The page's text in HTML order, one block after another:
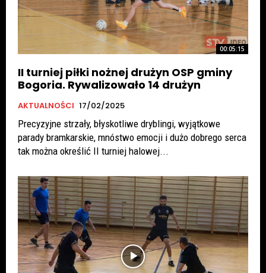
00:05:15
II turniej piłki nożnej drużyn OSP gminy
Bogoria. Rywalizowało 14 drużyn
AKTUALNOŚCI 17/02/2025
Precyzyjne strzały, błyskotliwe dryblingi, wyjątkowe
parady bramkarskie, mnóstwo emocji i dużo dobrego serca
tak można określić II turniej halowej...